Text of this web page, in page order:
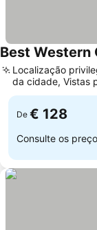
Best Western
Localização
da cidade, Vistas
De € 128
Consulte os